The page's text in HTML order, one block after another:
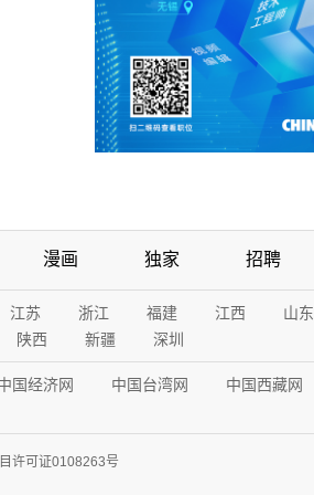
漫画 独家 招聘
江苏 浙江 福建 江西 山东
陕西
新疆 深圳
国经济网 中国台湾网 中国西藏网
许可证0108263号